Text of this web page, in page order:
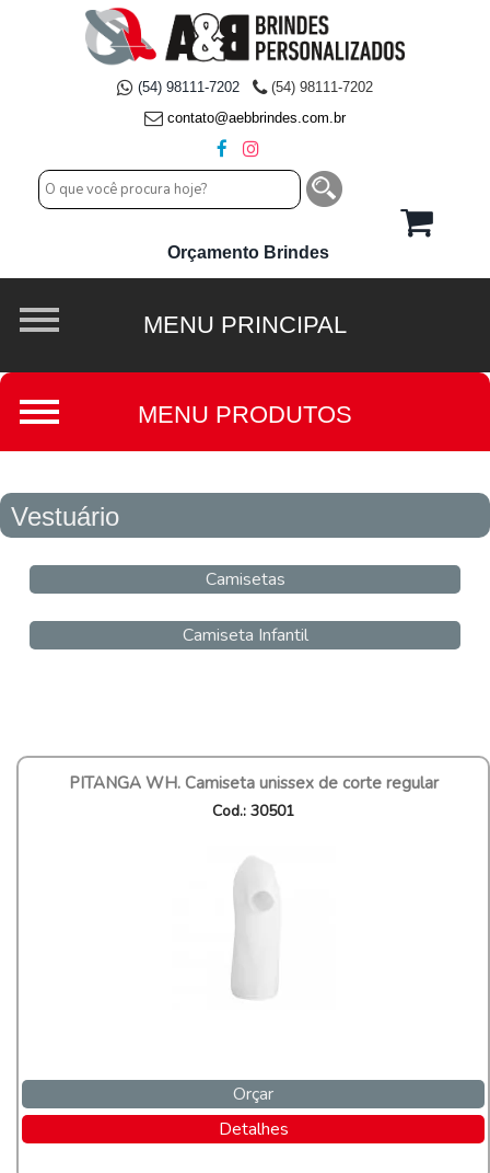
(54) 98111-7202
(54) 98111-7202
contato@aebbrindes.com.br
Orçamento Brindes
Vestuário
Camisetas
Camiseta Infantil
PITANGA WH. Camiseta unissex de corte regular
Cod.: 30501
Orçar
Detalhes